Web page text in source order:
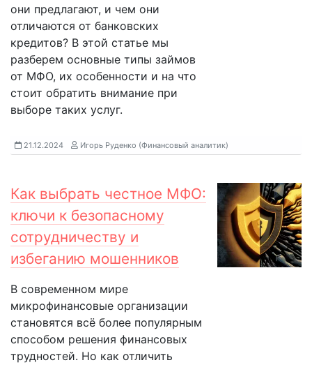
они предлагают, и чем они
отличаются от банковских
кредитов? В этой статье мы
разберем основные типы займов
от МФО, их особенности и на что
стоит обратить внимание при
выборе таких услуг.
21.12.2024 Игорь Руденко (Финансовый аналитик)
Как выбрать честное МФО:
ключи к безопасному
сотрудничеству и
избеганию мошенников
В современном мире
микрофинансовые организации
становятся всё более популярным
способом решения финансовых
трудностей. Но как отличить